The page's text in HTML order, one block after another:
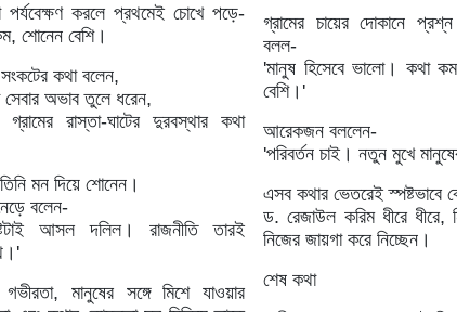
পর্যবেক্ষণ করলে প্রথমেই চোখে পড়ে-
শোনেন বেশি।
কথা বলেন,
সেবার অভাব তুলে ধরেন,
রাস্তা-ঘাটের দুরবস্থার কথা
মন দিয়ে শোনেন।
বলেন-
আসল দলিল। রাজনীতি তারই
মানুষের সঙ্গে মিশে যাওয়ার
গ্রামের চায়ের দোকানে
বলল-
'মানুষ হিসেবে ভালো। কথা
বেশি।'
আরেকজন বললেন-
'পরিবর্তন চাই। নতুন মুখে
এসব কথার ভেতরেই স্পষ্টভাবে
ড. রেজাউল করিম ধীরে ধীরে,
নিজের জায়গা করে নিচ্ছেন।
শেষ কথা